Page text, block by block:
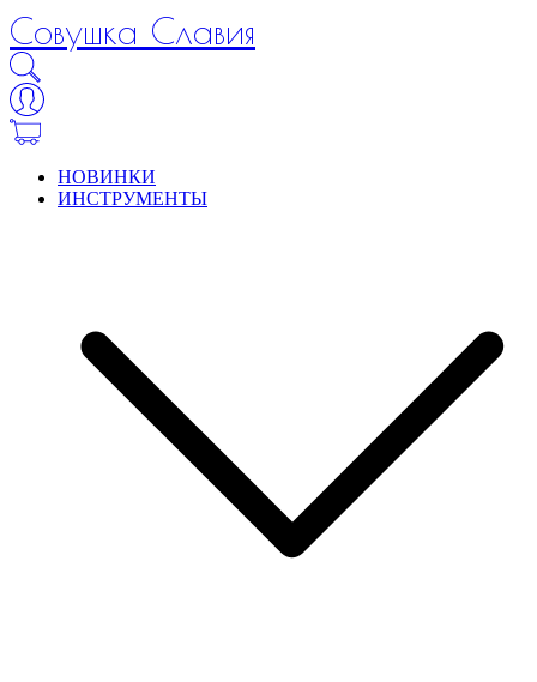
Совушка Славия
НОВИНКИ
ИНСТРУМЕНТЫ